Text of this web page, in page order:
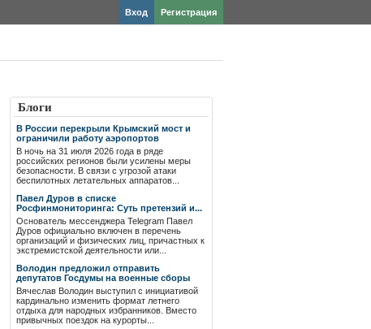
Регистрация
Вход
Блоги
В России перекрыли Крымский мост и
ограничили работу аэропортов
В ночь на 31 июля 2026 года в ряде
российских регионов были усилены меры
безопасности. В связи с угрозой атаки
беспилотных летательных аппаратов...
Павел Дуров в списке
Росфинмониторинга: Суть претензий и...
Основатель мессенджера Telegram Павел
Дуров официально включен в перечень
организаций и физических лиц, причастных к
экстремистской деятельности или...
Володин предложил отправить
депутатов Госдумы на военные сборы
Вячеслав Володин выступил с инициативой
кардинально изменить формат летнего
отдыха для народных избранников. Вместо
привычных поездок на курорты...